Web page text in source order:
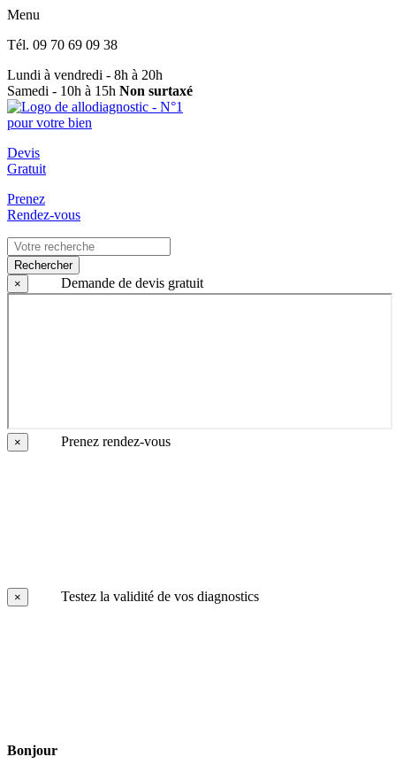
Menu
Tél. 09 70 69 09 38
Lundi à vendredi - 8h à 20h
Samedi - 10h à 15h Non surtaxé
Devis
Gratuit
Prenez
Rendez-vous
Rechercher
×
Demande de devis gratuit
× Prenez rendez-vous
× Testez la validité de vos diagnostics
Bonjour